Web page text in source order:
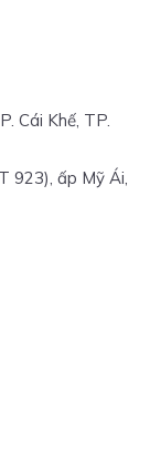
Cái Khế, TP.
923), ấp Mỹ Ái,